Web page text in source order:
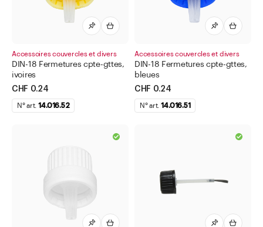
Accessoires couvercles et divers
DIN-18 Fermetures cpte-gttes,
ivoires
CHF 0.24
N° art. 14.016.52
Accessoires couvercles et divers
DIN-18 Fermetures cpte-gttes,
bleues
CHF 0.24
N° art. 14.016.51